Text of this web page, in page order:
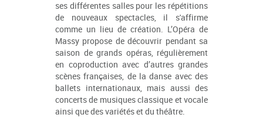
ses différentes salles pour les répétitions
de nouveaux spectacles, il s'affirme
comme un lieu de création. L’Opéra de
Massy propose de découvrir pendant sa
saison de grands opéras, régulièrement
en coproduction avec d’autres grandes
scènes françaises, de la danse avec des
ballets internationaux, mais aussi des
concerts de musiques classique et vocale
ainsi que des variétés et du théâtre.